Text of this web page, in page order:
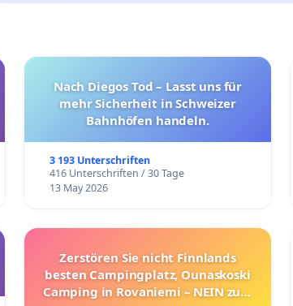
Nach Diegos Tod – Lasst uns für
mehr Sicherheit in Schweizer
Bahnhöfen handeln.
3 193 Unterschriften
416 Unterschriften / 30 Tage
13 May 2026
Zerstören Sie nicht Finnlands
besten Campingplatz, Ounaskoski
Camping in Rovaniemi – NEIN zum